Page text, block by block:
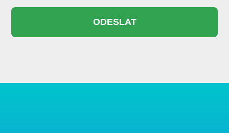
ODESLAT